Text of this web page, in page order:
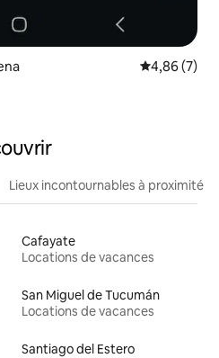
Évaluation
4,86 (7)
Lieux incontournables à proximité
Cafayate
Locations de vacances
San Miguel de Tucumán
Locations de vacances
Santiago del Estero